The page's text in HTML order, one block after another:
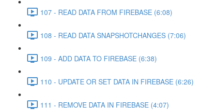
107 - READ DATA FROM FIREBASE (6:08)
108 - READ DATA SNAPSHOTCHANGES (7:06)
109 - ADD DATA TO FIREBASE (6:38)
110 - UPDATE OR SET DATA IN FIREBASE (6:26)
111 - REMOVE DATA IN FIREBASE (4:07)